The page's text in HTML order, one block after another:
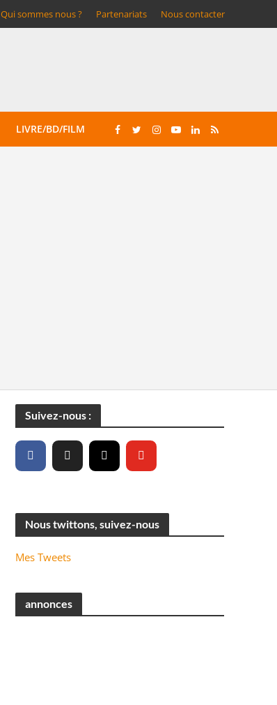
Qui sommes nous ? Partenariats Nous contacter
LIVRE/BD/FILM
Suivez-nous :
Nous twittons, suivez-nous
Mes Tweets
annonces